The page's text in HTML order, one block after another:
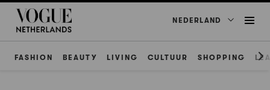
NEDERLAND
FASHION BEAUTY LIVING CULTUUR SHOPPING